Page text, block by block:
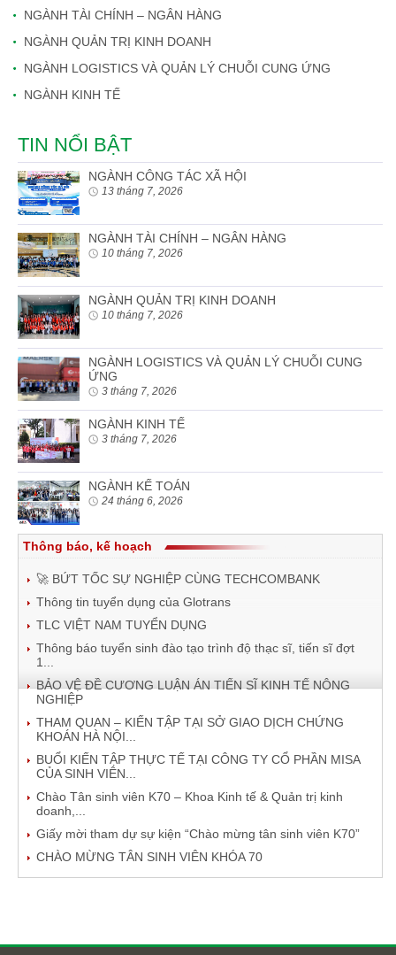
NGÀNH TÀI CHÍNH – NGÂN HÀNG
NGÀNH QUẢN TRỊ KINH DOANH
NGÀNH LOGISTICS VÀ QUẢN LÝ CHUỖI CUNG ỨNG
NGÀNH KINH TẾ
TIN NỔI BẬT
NGÀNH CÔNG TÁC XÃ HỘI
13 tháng 7, 2026
NGÀNH TÀI CHÍNH – NGÂN HÀNG
10 tháng 7, 2026
NGÀNH QUẢN TRỊ KINH DOANH
10 tháng 7, 2026
NGÀNH LOGISTICS VÀ QUẢN LÝ CHUỖI CUNG
ỨNG
3 tháng 7, 2026
NGÀNH KINH TẾ
3 tháng 7, 2026
NGÀNH KẾ TOÁN
24 tháng 6, 2026
Thông báo, kế hoạch
🚀 BỨT TỐC SỰ NGHIỆP CÙNG TECHCOMBANK
Thông tin tuyển dụng của Glotrans
TLC VIỆT NAM TUYỂN DỤNG
Thông báo tuyển sinh đào tạo trình độ thạc sĩ, tiến sĩ đợt
1...
BẢO VỆ ĐỀ CƯƠNG LUẬN ÁN TIẾN SĨ KINH TẾ NÔNG
NGHIỆP
THAM QUAN – KIẾN TẬP TẠI SỞ GIAO DỊCH CHỨNG
KHOÁN HÀ NỘI...
BUỔI KIẾN TẬP THỰC TẾ TẠI CÔNG TY CỔ PHẦN MISA
CỦA SINH VIÊN...
Chào Tân sinh viên K70 – Khoa Kinh tế & Quản trị kinh
doanh,...
Giấy mời tham dự sự kiện “Chào mừng tân sinh viên K70”
CHÀO MỪNG TÂN SINH VIÊN KHÓA 70